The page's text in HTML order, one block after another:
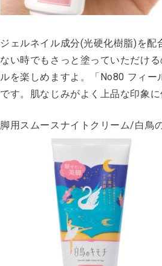
ジェルネイル成分(光硬化樹脂)を
ない時でもさっと塗っていただけ
ルを楽しめますよ。「No80 フィ
です。肌なじみがよく上品な印象
脚用スムースナイトクリーム/白鳥